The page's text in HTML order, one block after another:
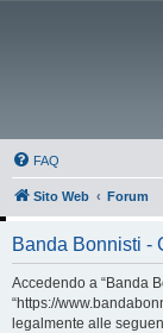
FAQ
Sito Web Forum
Banda Bonnisti -
Accedendo a “Banda
“https://
legalmente alle